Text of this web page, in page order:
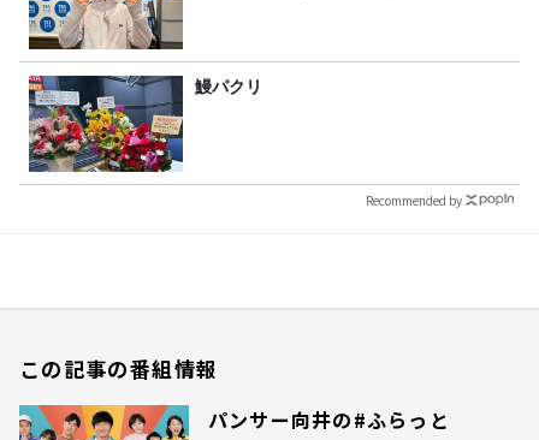
鰻パクリ
Recommended by
この記事の番組情報
パンサー向井の#ふらっと